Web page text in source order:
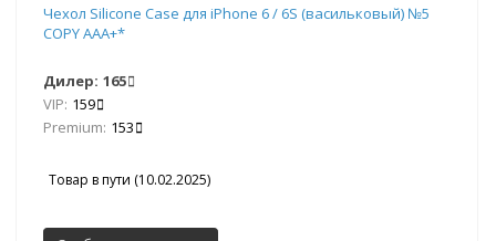
Чехол Silicone Case для iPhone 6 / 6S (васильковый) №5
COPY AAA+*
Дилер: 165
VIP: 159
Premium: 153
Товар в пути (10.02.2025)